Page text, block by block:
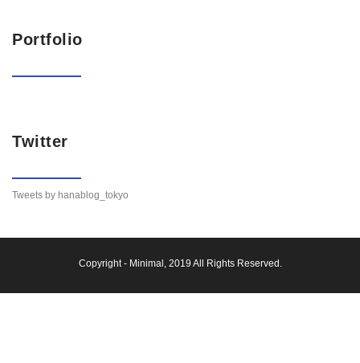
Portfolio
Twitter
Tweets by hanablog_tokyo
Copyright - Minimal , 2019 All Rights Reserved.